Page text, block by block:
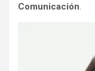
Comunicación.